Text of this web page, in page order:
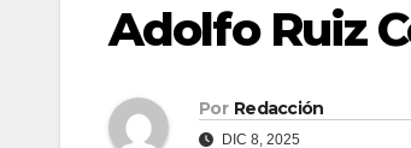
Adolfo Ruiz
Por Redacción
DIC 8, 2025